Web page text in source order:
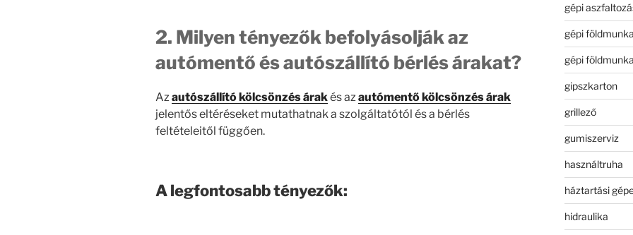
2. Milyen tényezők befolyásolják az
autómentő és autószállító bérlés árakat?
Azautószállító kölcsönzés árakés azautómentő kölcsönzés árak
jelentős eltéréseket mutathatnak a szolgáltatótól és a bérlés
feltételeitől függően.
A legfontosabb tényezők:
gépi
gépi földmunka
gépi
gipszkarton
grillező
gumiszerviz
használtruha
háztartási
hidraulika